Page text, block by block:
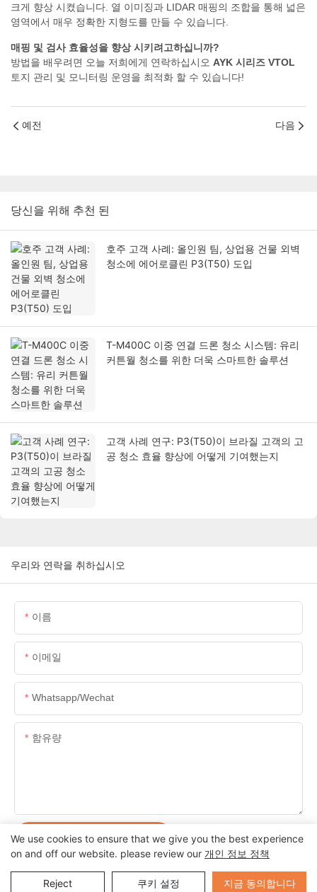
크게 향상 시켰습니다. 열 이미징과 LIDAR 매핑의 조합을 통해 넓은
영역에서 매우 정확한 지형도를 만들 수 있습니다.
매핑 및 검사 효율성을 향상 시키려고하십니까?
방법을 배우려면 오늘 저희에게 연락하십시오 AYK 시리즈 VTOL
토지 관리 및 모니터링 운영을 최적화 할 수 있습니다!
예전 다음
당신을 위해 추천 된
호주 고객 사례: 올인원 팀, 상업용 건물 외벽
청소에 에어로클린 P3(T50) 도입
T-M400C 이중 연결 드론 청소 시스템: 유리
커튼월 청소를 위한 더욱 스마트한 솔루션
고객 사례 연구: P3(T50)이 브라질 고객의 고
공 청소 효율 향상에 어떻게 기여했는지
우리와 연락을 취하십시오
이름
이메일
Whatsapp/wechat
함유량
지금 문의 사항을 보냅니다
Send Inquiry
We use cookies to ensure that we give you the best experience
on and off our website. please review our 개인 정보 정책
Reject 쿠키 설정 지금 동의합니다